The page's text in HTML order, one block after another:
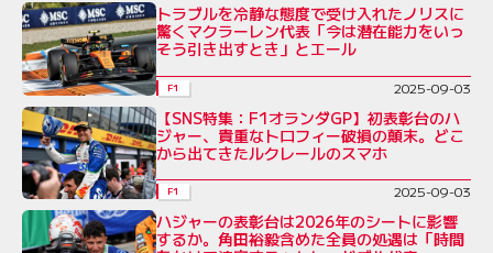
トラブルを冷静な態度で受け入れたノリスに
驚くマクラーレン代表「今は潜在能力をいっ
そう引き出すとき」とエール
F1 2025-09-03
【SNS特集：F1オランダGP】初表彰台のハ
ジャー、貴重なトロフィー破損の顛末。どこ
から出てきたルクレールのスマホ
F1 2025-09-03
ハジャーの表彰台は2026年のシートに影響
するか。角田裕毅含めた全員の処遇は「時間